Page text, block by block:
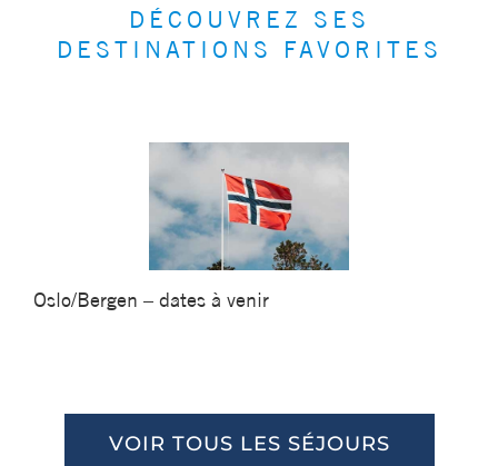
DÉCOUVREZ SES
DESTINATIONS FAVORITES
Oslo/Bergen – dates à venir
VOIR TOUS LES SÉJOURS